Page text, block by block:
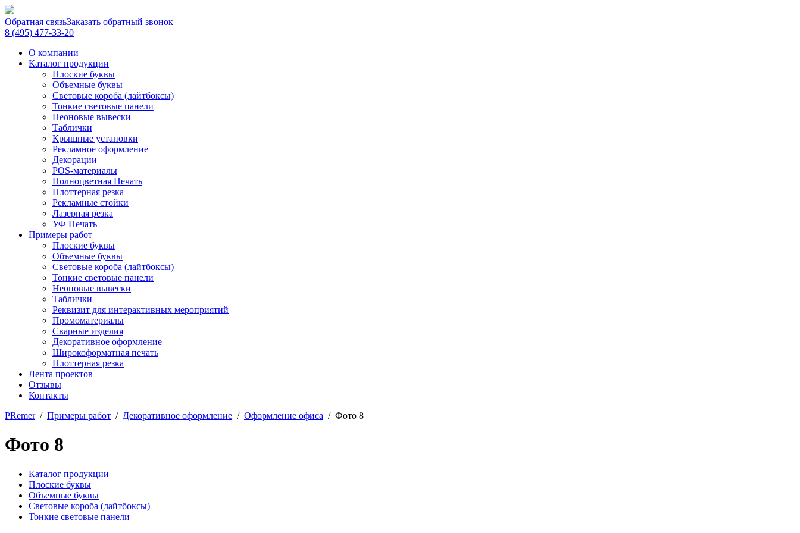
Обратная связьЗаказать обратный звонок
8 (495) 477-33-20
О компании
Каталог продукции
Плоские буквы
Объемные буквы
Световые короба (лайтбоксы)
Тонкие световые панели
Неоновые вывески
Таблички
Крышные установки
Рекламное оформление
Декорации
POS-материалы
Полноцветная Печать
Плоттерная резка
Рекламные стойки
Лазерная резка
УФ Печать
Примеры работ
Плоские буквы
Объемные буквы
Световые короба (лайтбоксы)
Тонкие световые панели
Неоновые вывески
Таблички
Реквизит для интерактивных мероприятий
Промоматериалы
Сварные изделия
Декоративное оформление
Широкоформатная печать
Плоттерная резка
Лента проектов
Отзывы
Контакты
PRemer/ Примеры работ / Декоративное оформление / Оформление офиса / Фото 8
Фото 8
Каталог продукции
Плоские буквы
Объемные буквы
Световые короба (лайтбоксы)
Тонкие световые панели